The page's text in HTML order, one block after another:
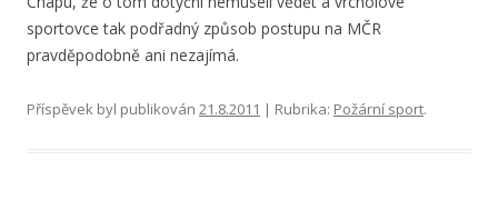
sportovce tak podřadný způsob postupu na MČR
pravděpodobně ani nezajímá.
Příspěvek byl publikován 21.8.2011 | Rubrika: Požární sport.